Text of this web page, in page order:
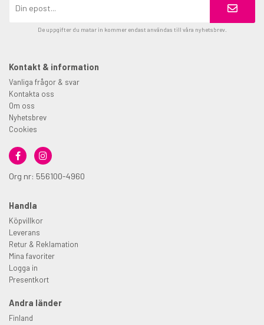
De uppgifter du matar in kommer endast användas till våra nyhetsbrev.
Kontakt & information
Vanliga frågor & svar
Kontakta oss
Om oss
Nyhetsbrev
Cookies
Org nr: 556100-4960
Handla
Köpvillkor
Leverans
Retur & Reklamation
Mina favoriter
Logga in
Presentkort
Andra länder
Finland